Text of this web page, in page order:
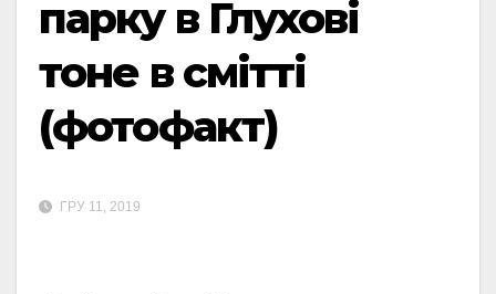
парку в Глухові
тоне в смітті
(фотофакт)
ГРУ 11, 2019